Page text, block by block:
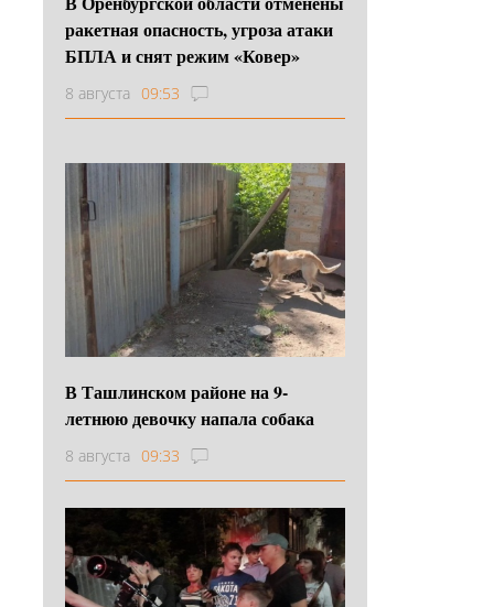
ракетная опасность, угроза атаки
БПЛА и снят режим «Ковер»
8 августа 09:53
В Ташлинском районе на 9-
летнюю девочку напала собака
8 августа 09:33